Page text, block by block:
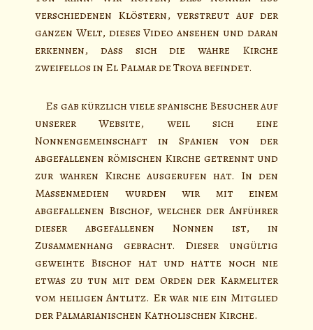
verschiedenen Klöstern, verstreut auf der
ganzen Welt, dieses Video ansehen und daran
erkennen, dass sich die wahre Kirche
zweifellos in El Palmar de Troya befindet.
Es gab kürzlich viele spanische Besucher auf
unserer Website, weil sich eine
Nonnengemeinschaft in Spanien von der
abgefallenen römischen Kirche getrennt und
zur wahren Kirche ausgerufen hat. In den
Massenmedien wurden wir mit einem
abgefallenen Bischof, welcher der Anführer
dieser abgefallenen Nonnen ist, in
Zusammenhang gebracht. Dieser ungültig
geweihte Bischof hat und hatte noch nie
etwas zu tun mit dem Orden der Karmeliter
vom heiligen Antlitz. Er war nie ein Mitglied
der Palmarianischen Katholischen Kirche.